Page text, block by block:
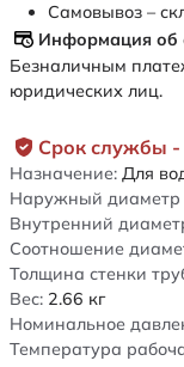
Срок службы -
Назначение: Для
Наружный диаметр
Внутренний
Соотношение
Толщина стенки
Вес: 2.66 кг
Номинальное
Температура
Самовывоз –
Информация об
Безналичным
юридических лиц.